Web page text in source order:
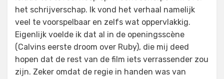
het schrijverschap. Ik vond het verhaal namelijk
veel te voorspelbaar en zelfs wat oppervlakkig.
Eigenlijk voelde ik dat al in de openingsscène
(Calvins eerste droom over Ruby), die mij deed
hopen dat de rest van de film iets verrassender zou
zijn. Zeker omdat de regie in handen was van